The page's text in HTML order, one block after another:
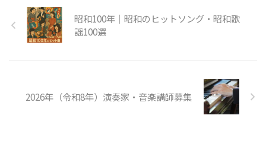
化、JR各社が発足 株価が史上初
の2万円台突破（バブル経済本格
化） 青函トンネル開通（貨物列
車試運行） 大韓航空機爆破事件
昭和100年｜昭和のヒットソング・昭和歌
謡100選
2026年（令和8年）演奏家・音楽講師募集